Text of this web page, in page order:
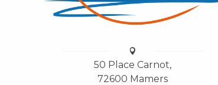
50 Place Carnot,
72600 Mamers